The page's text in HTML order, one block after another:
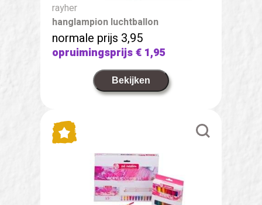
rayher
hanglampion luchtballon
normale prijs 3,95
opruimingsprijs€ 1,95
Bekijken